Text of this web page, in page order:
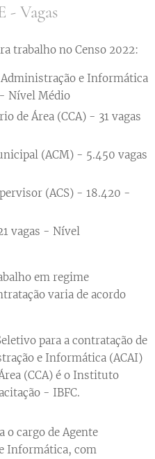
- Vagas
trabalho no Censo 2022:
e Informática
Nível Médio
de Área (CCA) - 31 vagas
(ACM) - 5.450 vagas
(ACS) - 18.420 -
vagas - Nível
em regime
varia de acordo
para a contratação de
e Informática (ACAI)
(CCA) é o Instituto
- IBFC.
o cargo de Agente
Informática, com